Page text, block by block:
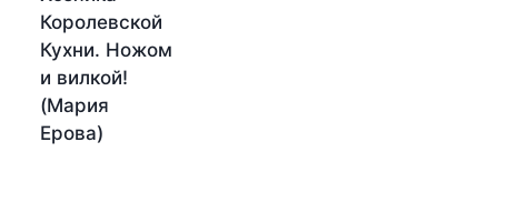
Королевской
Кухни. Ножом
и вилкой!
(Мария
Ерова)